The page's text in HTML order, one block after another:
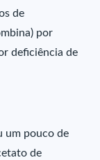
de
por
deficiência de
um pouco de
de